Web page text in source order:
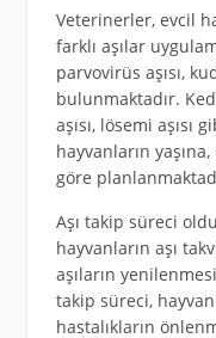
Veterinerler, evcil
farklı aşılar
parvovirüs aşısı,
bulunmaktadır.
aşısı, lösemi aşısı
hayvanların
göre
Aşı takip süreci
hayvanların aşı
aşıların
takip süreci,
hastalıkların